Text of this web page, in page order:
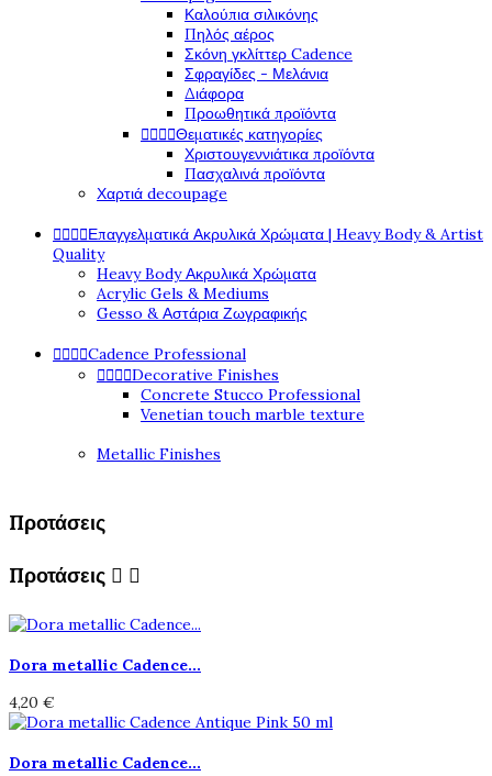
Καλούπια σιλικόνης
Πηλός αέρος
Σκόνη γκλίττερ Cadence
Σφραγίδες - Μελάνια
Διάφορα
Προωθητικά προϊόντα
Θεματικές κατηγορίες
Χριστουγεννιάτικα προϊόντα
Πασχαλινά προϊόντα
Χαρτιά decoupage
Επαγγελματικά Ακρυλικά Χρώματα | Heavy Body & Artist
Quality
Heavy Body Ακρυλικά Χρώματα
Acrylic Gels & Mediums
Gesso & Αστάρια Ζωγραφικής
Cadence Professional
Decorative Finishes
Concrete Stucco Professional
Venetian touch marble texture
Metallic Finishes
Προτάσεις
Προτάσεις  
Dora metallic Cadence...
4,20 €
Dora metallic Cadence...